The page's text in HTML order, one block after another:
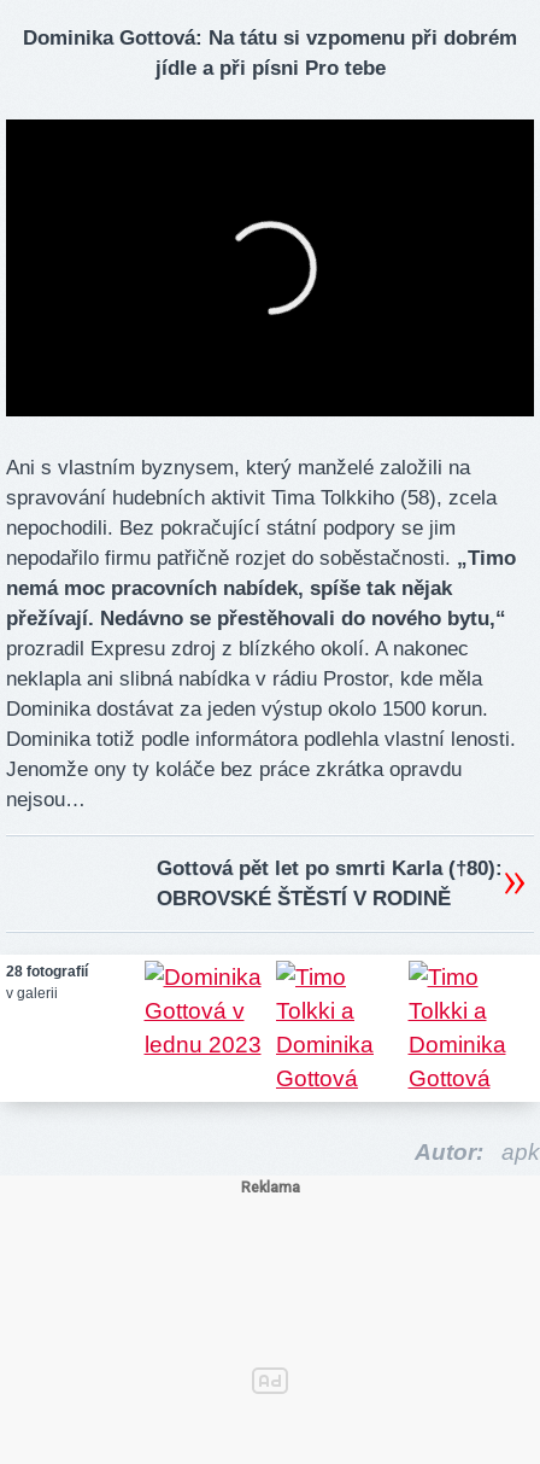
Dominika Gottová: Na tátu si vzpomenu při dobrém
jídle a při písni Pro tebe
Ani s vlastním byznysem, který manželé založili na
spravování hudebních aktivit Tima Tolkkiho (58), zcela
nepochodili. Bez pokračující státní podpory se jim
nepodařilo firmu patřičně rozjet do soběstačnosti. „Timo
nemá moc pracovních nabídek, spíše tak nějak
přežívají. Nedávno se přestěhovali do nového bytu,“
prozradil Expresu zdroj z blízkého okolí. A nakonec
neklapla ani slibná nabídka v rádiu Prostor, kde měla
Dominika dostávat za jeden výstup okolo 1500 korun.
Dominika totiž podle informátora podlehla vlastní lenosti.
Jenomže ony ty koláče bez práce zkrátka opravdu
nejsou…
Gottová pět let po smrti Karla (†80):
OBROVSKÉ ŠTĚSTÍ V RODINĚ
28 fotografií
v galerii
Autor: apk